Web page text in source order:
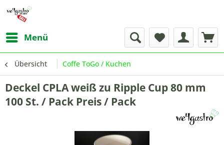
Menü
Übersicht Coffe ToGo / Kuchen
Deckel CPLA weiß zu Ripple Cup 80 mm
100 St. / Pack Preis / Pack